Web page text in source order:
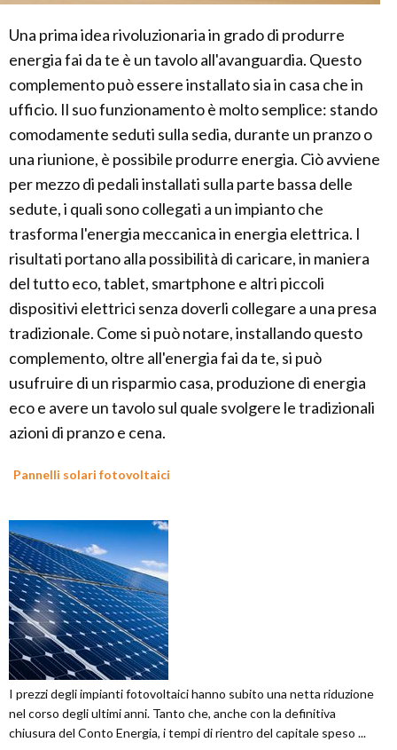
Una prima idea rivoluzionaria in grado di produrre
energia fai da te è un tavolo all'avanguardia. Questo
complemento può essere installato sia in casa che in
ufficio. Il suo funzionamento è molto semplice: stando
comodamente seduti sulla sedia, durante un pranzo o
una riunione, è possibile produrre energia. Ciò avviene
per mezzo di pedali installati sulla parte bassa delle
sedute, i quali sono collegati a un impianto che
trasforma l'energia meccanica in energia elettrica. I
risultati portano alla possibilità di caricare, in maniera
del tutto eco, tablet, smartphone e altri piccoli
dispositivi elettrici senza doverli collegare a una presa
tradizionale. Come si può notare, installando questo
complemento, oltre all'energia fai da te, si può
usufruire di un risparmio casa, produzione di energia
eco e avere un tavolo sul quale svolgere le tradizionali
azioni di pranzo e cena.
Pannelli solari fotovoltaici
I prezzi degli impianti fotovoltaici hanno subito una netta riduzione
nel corso degli ultimi anni. Tanto che, anche con la definitiva
chiusura del Conto Energia, i tempi di rientro del capitale speso ...